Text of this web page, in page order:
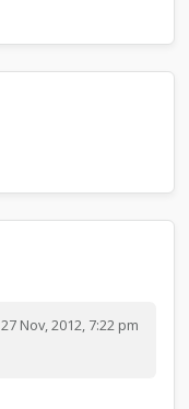
27 Nov, 2012, 7:22 pm